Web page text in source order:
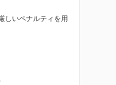
しいペナルティを用